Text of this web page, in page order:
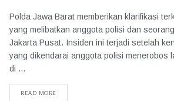
Polda Jawa Barat memberikan klarifikasi
yang melibatkan anggota polisi dan
Jakarta Pusat. Insiden ini terjadi setelah
yang dikendarai anggota polisi menerobos
di ...
READ MORE